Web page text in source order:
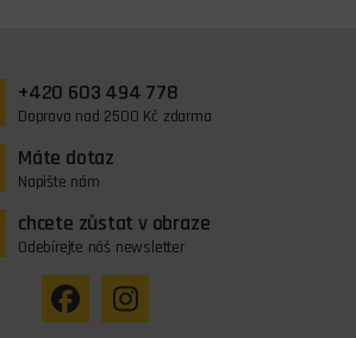
+420 603 494 778
Doprava nad 2500 Kč zdarma
Máte dotaz
Napište nám
chcete zůstat v obraze
Odebírejte náš newsletter